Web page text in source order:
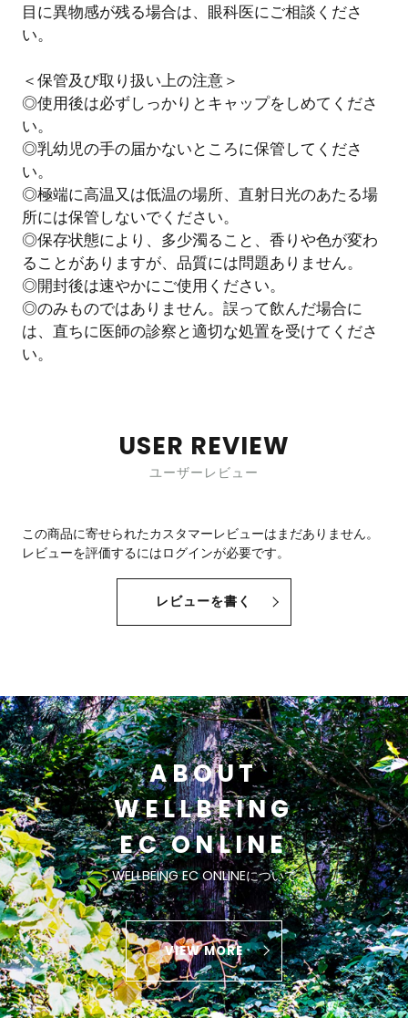
目に異物感が残る場合は、眼科医にご相談くださ
い。
＜保管及び取り扱い上の注意＞
◎使用後は必ずしっかりとキャップをしめてくださ
い。
◎乳幼児の手の届かないところに保管してくださ
い。
◎極端に高温又は低温の場所、直射日光のあたる場
所には保管しないでください。
◎保存状態により、多少濁ること、香りや色が変わ
ることがありますが、品質には問題ありません。
◎開封後は速やかにご使用ください。
◎のみものではありません。誤って飲んだ場合に
は、直ちに医師の診察と適切な処置を受けてくださ
い。
USER REVIEW
ユーザーレビュー
この商品に寄せられたカスタマーレビューはまだありません。
レビューを評価するにはログインが必要です。
レビューを書く
ABOUT
WELLBEING
EC ONLINE
WELLBEING EC ONLINEについて
VIEW MORE